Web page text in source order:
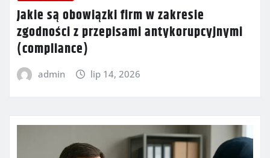
Jakie są obowiązki firm w zakresie
zgodności z przepisami antykorupcyjnymi
(compliance)
admin lip 14, 2026